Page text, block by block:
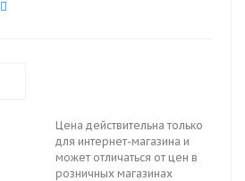
Цена действительна только
для интернет-магазина и
может отличаться от цен в
розничных магазинах